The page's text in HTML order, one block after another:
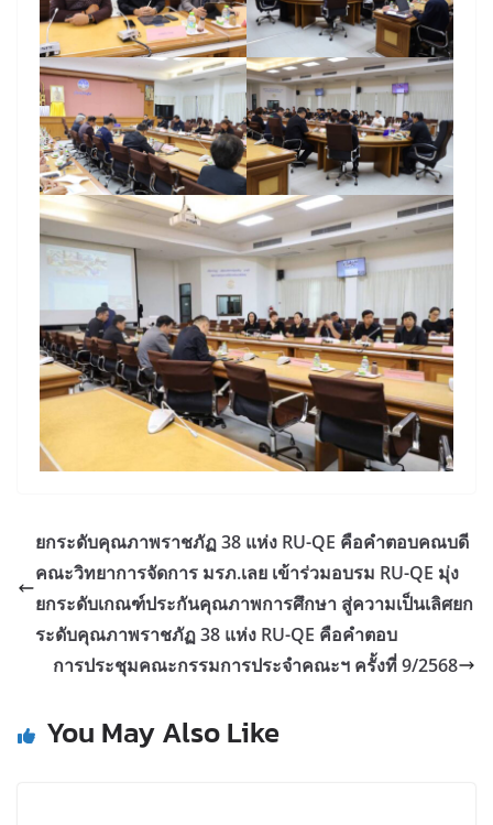
ยกระดับคุณภาพราชภัฏ 38 แห่ง RU-QE คือคำตอบคณบดี
คณะวิทยาการจัดการ มรภ.เลย เข้าร่วมอบรม RU-QE มุ่ง
ยกระดับเกณฑ์ประกันคุณภาพการศึกษา สู่ความเป็นเลิศยก
ระดับคุณภาพราชภัฏ 38 แห่ง RU-QE คือคำตอบ
การประชุมคณะกรรมการประจำคณะฯ ครั้งที่ 9/2568
You May Also Like